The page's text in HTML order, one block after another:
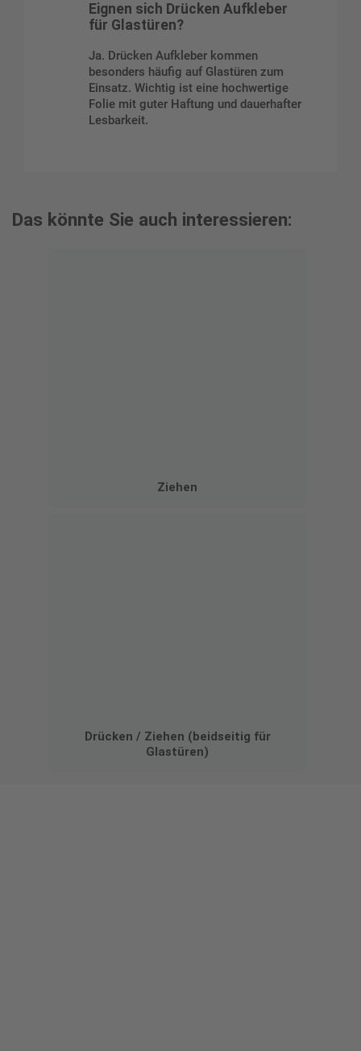
Eignen sich Drücken Aufkleber
für Glastüren?
Ja. Drücken Aufkleber kommen
besonders häufig auf Glastüren zum
Einsatz. Wichtig ist eine hochwertige
Folie mit guter Haftung und dauerhafter
Lesbarkeit.
Das könnte Sie auch interessieren:
Ziehen
Drücken / Ziehen (beidseitig für
Glastüren)